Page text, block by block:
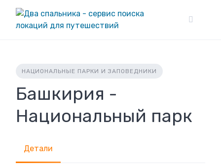
content
НАЦИОНАЛЬНЫЕ ПАРКИ И ЗАПОВЕДНИКИ
Башкирия -
Национальный парк
Детали